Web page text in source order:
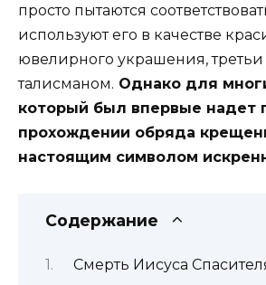
просто пытаются
используют его в качестве
ювелирного украшения, третьи
талисманом. Однако для
который был впервые надет
прохождении обряда
настоящим символом
Содержание
Смерть Иисуса